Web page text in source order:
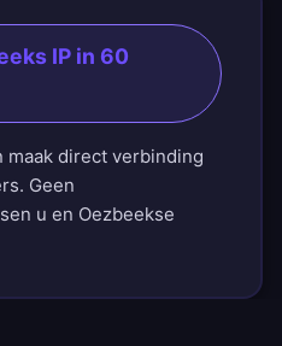
IP in 60
maak direct verbinding
Geen
u en Oezbeekse